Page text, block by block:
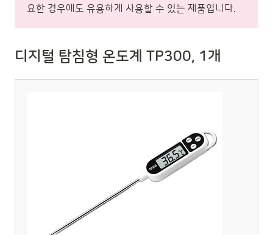
요한 경우에도 유용하게 사용할 수 있는 제품입니다.
디지털 탐침형 온도계 TP300, 1개